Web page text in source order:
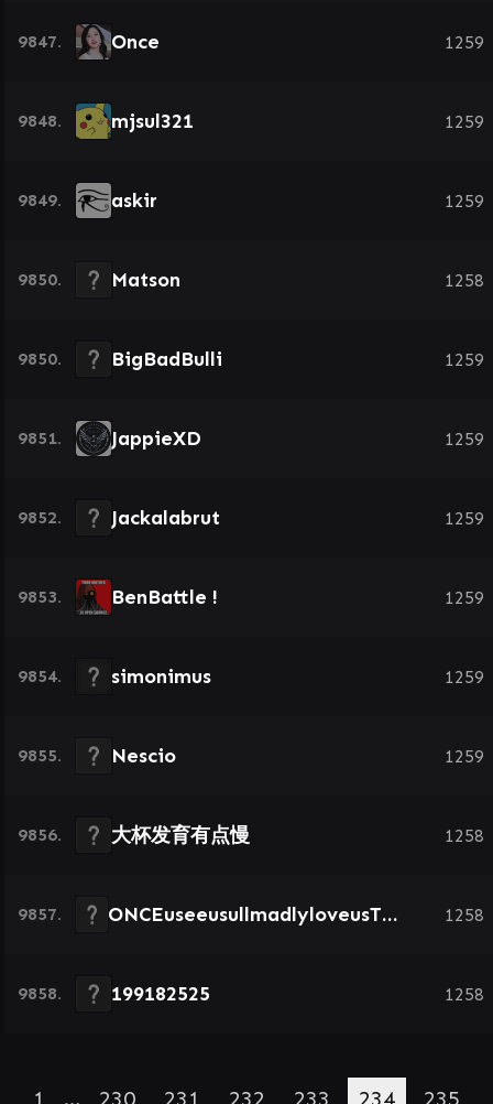
9847. Once 1259
9848. mjsul321 1259
9849. askir 1259
9850. Matson 1258
9850. BigBadBulli 1259
9851. JappieXD 1259
9852. Jackalabrut 1259
9853. BenBattle ! 1259
9854. simonimus 1259
9855. Nescio 1259
9856. 大杯发育有点慢 1258
9857. ONCEuseeusullmadlyloveusTWICE 1258
9858. 199182525 1258
1 … 230 231 232 233 234 235